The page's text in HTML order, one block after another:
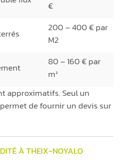
€
200 – 400 € par
M2
80 – 160 € par
m²
approximatifs. Seul un
de fournir un devis sur
À THEIX-NOYALO